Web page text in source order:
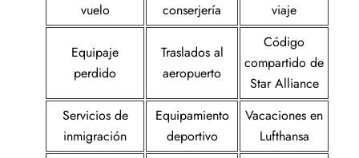
vuelo
conserjería
viaje
Equipaje
perdido
Traslados al
aeropuerto
Código
compartido de
Star Alliance
Servicios de
inmigración
Equipamiento
deportivo
Vacaciones en
Lufthansa